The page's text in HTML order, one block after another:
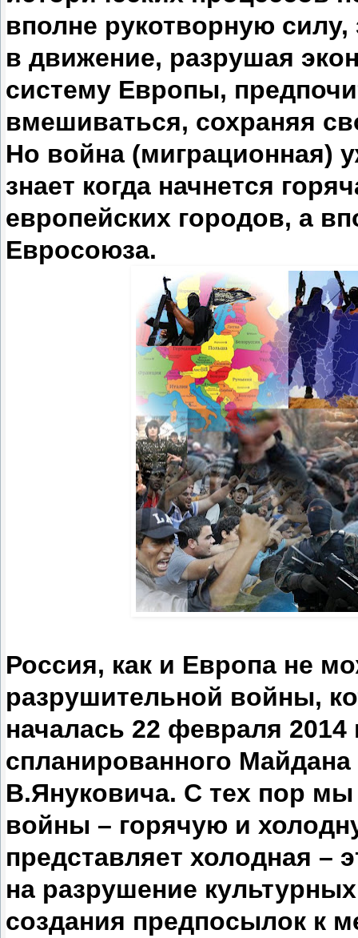
вполне рукотворную
в движение, разрушая
систему Европы,
вмешиваться, сохраняя
Но война (миграционная)
знает когда начнется
европейских городов, а
Евросоюза.
Россия, как и Европа не
разрушительной войны,
началась 22 февраля
спланированного
В.Януковича. С тех пор
войны – горячую и
представляет холодная –
на разрушение
создания предпосылок к